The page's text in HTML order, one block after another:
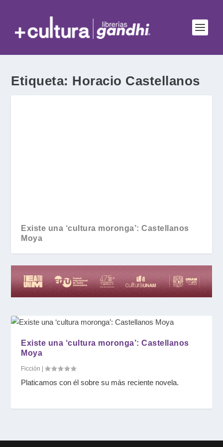
Etiqueta: Horacio Castellanos
Existe una ‘cultura moronga’: Castellanos
Moya
Existe una ‘cultura moronga’: Castellanos
Moya
Ficción |
Platicamos con él sobre su más reciente novela.